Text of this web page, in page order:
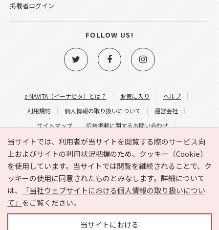
当サイトでは、利用者が当サイトを閲覧する際のサービス向
上およびサイトの利用状況把握のため、クッキー（Cookie）
を使用しています。当サイトでは閲覧を継続されることで、ク
ッキーの使用に同意されたものとみなします。詳細について
は、
「当社ウェブサイトにおける個人情報の取り扱いについ
て」 をご覧ください。
当サイトにおける
e-NAVITA（イーナビタ）とは？ お気に入り
ヘルプ
利用規約
個人情報の取り扱いについて
運営会社
サイトマップ
広告掲載に関するお問い合わせ
サイトの内容に関するお問い合わせ
掲載者ログイン
FOLLOW US!
Copyright © HYOJITO.Co.,Ltd. All Rights Reserved.